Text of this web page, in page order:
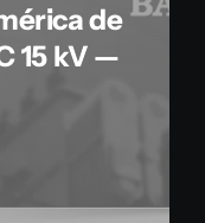
de
15 kV —